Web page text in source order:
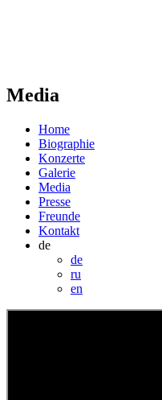
Media
Home
Biographie
Konzerte
Galerie
Media
Presse
Freunde
Kontakt
de
de
ru
en